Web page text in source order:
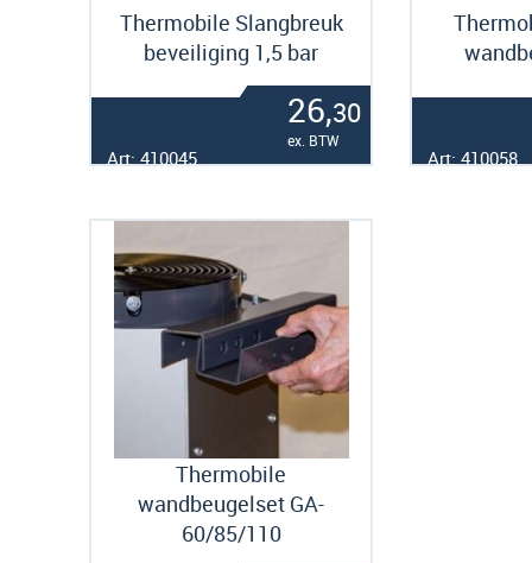
Thermobile Slangbreuk
beveiliging 1,5 bar
26,30
ex. BTW
Art: 410045 Art: 410058
Thermobile
wandbeugelset GA-
60/85/110